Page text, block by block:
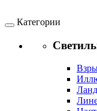
Категории